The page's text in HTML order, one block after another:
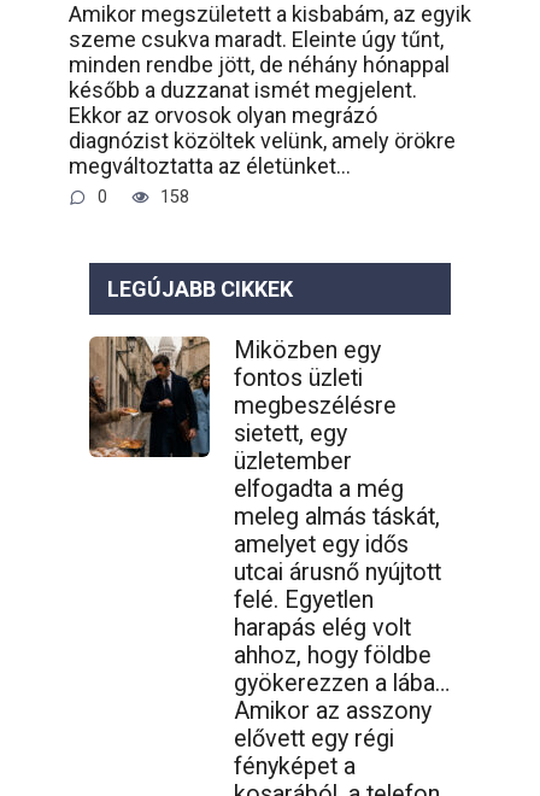
Amikor megszületett a kisbabám, az egyik
szeme csukva maradt. Eleinte úgy tűnt,
minden rendbe jött, de néhány hónappal
később a duzzanat ismét megjelent.
Ekkor az orvosok olyan megrázó
diagnózist közöltek velünk, amely örökre
megváltoztatta az életünket…
0 158
LEGÚJABB CIKKEK
Miközben egy
fontos üzleti
megbeszélésre
sietett, egy
üzletember
elfogadta a még
meleg almás táskát,
amelyet egy idős
utcai árusnő nyújtott
felé. Egyetlen
harapás elég volt
ahhoz, hogy földbe
gyökerezzen a lába…
Amikor az asszony
elővett egy régi
fényképet a